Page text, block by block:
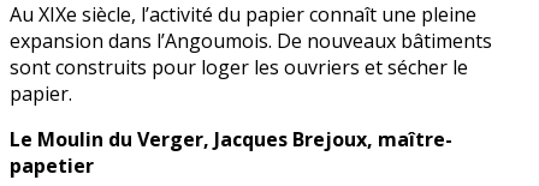
Au XIXe siècle, l’activité du papier connaît une pleine
expansion dans l’Angoumois. De nouveaux bâtiments
sont construits pour loger les ouvriers et sécher le
papier.
Le Moulin du Verger, Jacques Brejoux, maître-
papetier